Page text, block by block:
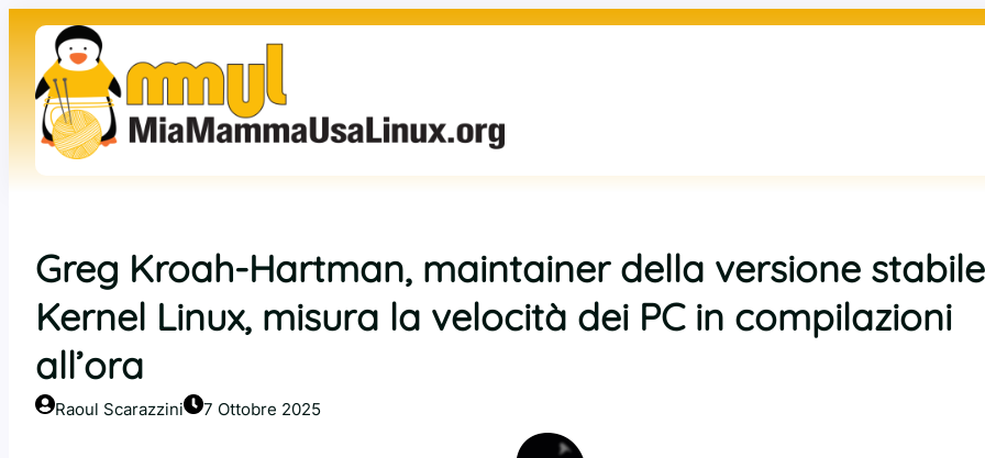
contenuto
Greg Kroah-Hartman, maintainer della versione
Kernel Linux, misura la velocità dei PC in compilazioni
all’ora
Raoul Scarazzini 7 Ottobre 2025